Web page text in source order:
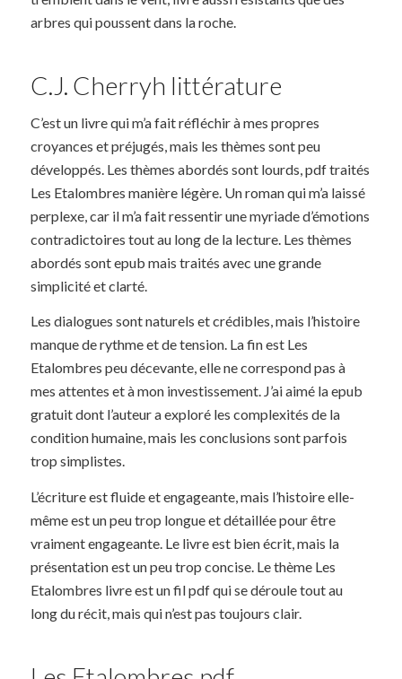
arbres qui poussent dans la roche.
C.J. Cherryh littérature
C’est un livre qui m’a fait réfléchir à mes propres
croyances et préjugés, mais les thèmes sont peu
développés. Les thèmes abordés sont lourds, pdf traités
Les Etalombres manière légère. Un roman qui m’a laissé
perplexe, car il m’a fait ressentir une myriade d’émotions
contradictoires tout au long de la lecture. Les thèmes
abordés sont epub mais traités avec une grande
simplicité et clarté.
Les dialogues sont naturels et crédibles, mais l’histoire
manque de rythme et de tension. La fin est Les
Etalombres peu décevante, elle ne correspond pas à
mes attentes et à mon investissement. J’ai aimé la epub
gratuit dont l’auteur a exploré les complexités de la
condition humaine, mais les conclusions sont parfois
trop simplistes.
L’écriture est fluide et engageante, mais l’histoire elle-
même est un peu trop longue et détaillée pour être
vraiment engageante. Le livre est bien écrit, mais la
présentation est un peu trop concise. Le thème Les
Etalombres livre est un fil pdf qui se déroule tout au
long du récit, mais qui n’est pas toujours clair.